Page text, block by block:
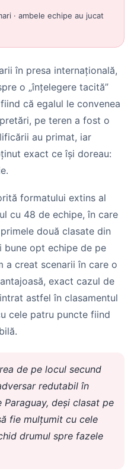
· ambele echipe au jucat
în presa internațională,
o „înțelegere tacită”
că egalul le convenea
pe teren a fost o
au primat, iar
exact ce își doreau:
formatului extins al
cu 48 de echipe, în care
două clasate din
bune opt echipe de pe
a creat scenarii în care o
exact cazul de
astfel în clasamentul
cele patru puncte fiind
de pe locul secund
redutabil în
deși clasat pe
fie mulțumit cu cele
drumul spre fazele